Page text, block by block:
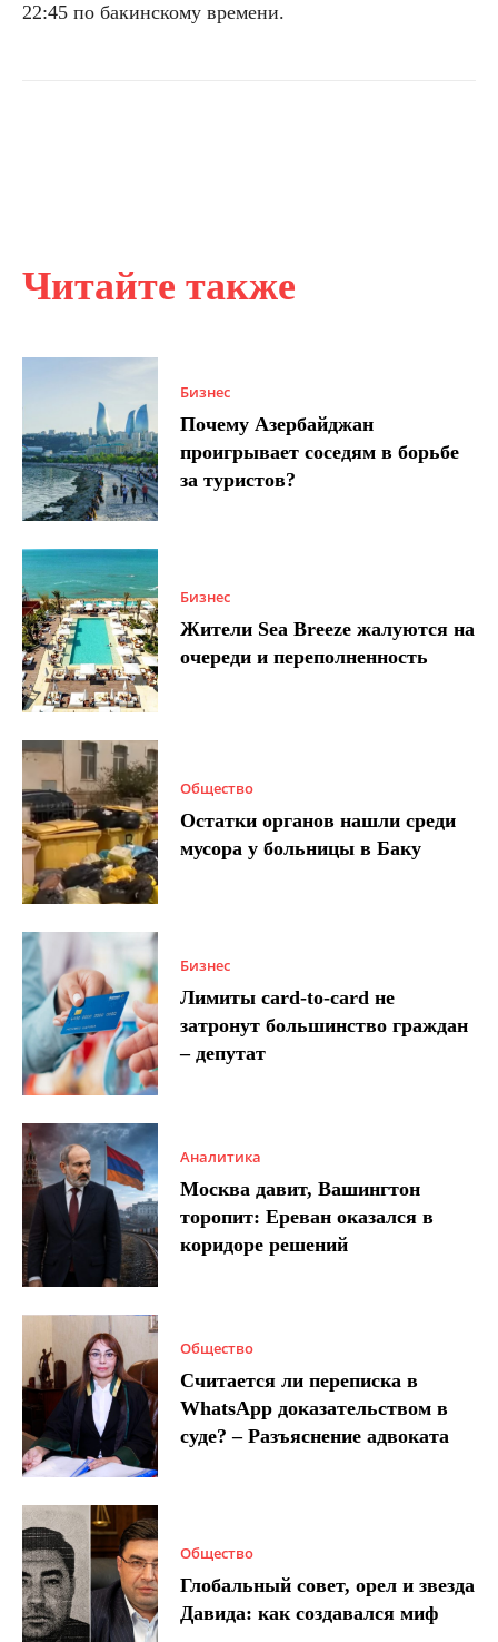
Читайте также
Бизнес
Почему Азербайджан
проигрывает соседям в борьбе
за туристов?
Бизнес
Жители Sea Breeze жалуются на
очереди и переполненность
Общество
Остатки органов нашли среди
мусора у больницы в Баку
Бизнес
Лимиты card-to-card не
затронут большинство граждан
– депутат
Аналитика
Москва давит, Вашингтон
торопит: Ереван оказался в
коридоре решений
Общество
Считается ли переписка в
WhatsApp доказательством в
суде? – Разъяснение адвоката
Общество
Глобальный совет, орел и звезда
Давида: как создавался миф
22:45 по бакинскому времени.